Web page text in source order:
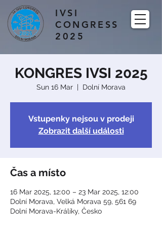
IVSI
CONGRESS
2025
KONGRES IVSI 2025
Sun 16 Mar
  |
Dolní Morava
Vstupenky nejsou v prodeji
Zobrazit další události
Čas a místo
16 Mar 2025, 12:00 – 23 Mar 2025, 12:00
Dolní Morava, Velká Morava 59, 561 69
Dolní Morava-Králíky, Česko